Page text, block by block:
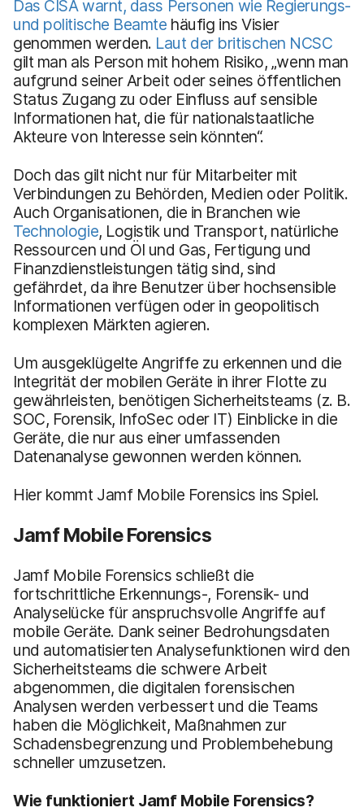
Das CISA warnt, dass Personen wie Regierungs-
und politische Beamte häufig ins Visier
genommen werden. Laut der britischen NCSC
gilt man als Person mit hohem Risiko, „wenn man
aufgrund seiner Arbeit oder seines öffentlichen
Status Zugang zu oder Einfluss auf sensible
Informationen hat, die für nationalstaatliche
Akteure von Interesse sein könnten“.
Doch das gilt nicht nur für Mitarbeiter mit
Verbindungen zu Behörden, Medien oder Politik.
Auch Organisationen, die in Branchen wie
Technologie, Logistik und Transport, natürliche
Ressourcen und Öl und Gas, Fertigung und
Finanzdienstleistungen tätig sind, sind
gefährdet, da ihre Benutzer über hochsensible
Informationen verfügen oder in geopolitisch
komplexen Märkten agieren.
Um ausgeklügelte Angriffe zu erkennen und die
Integrität der mobilen Geräte in ihrer Flotte zu
gewährleisten, benötigen Sicherheitsteams (z. B.
SOC, Forensik, InfoSec oder IT) Einblicke in die
Geräte, die nur aus einer umfassenden
Datenanalyse gewonnen werden können.
Hier kommt Jamf Mobile Forensics ins Spiel.
Jamf Mobile Forensics
Jamf Mobile Forensics schließt die
fortschrittliche Erkennungs-, Forensik- und
Analyselücke für anspruchsvolle Angriffe auf
mobile Geräte. Dank seiner Bedrohungsdaten
und automatisierten Analysefunktionen wird den
Sicherheitsteams die schwere Arbeit
abgenommen, die digitalen forensischen
Analysen werden verbessert und die Teams
haben die Möglichkeit, Maßnahmen zur
Schadensbegrenzung und Problembehebung
schneller umzusetzen.
Wie funktioniert Jamf Mobile Forensics?